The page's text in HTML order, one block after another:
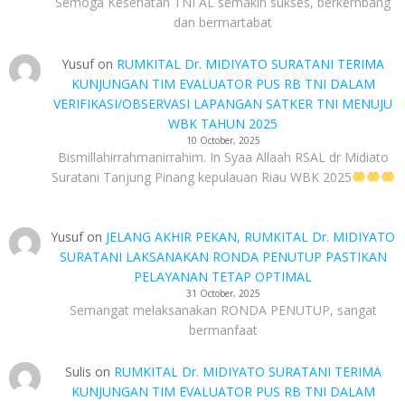
dan bermartabat
Yusufon RUMKITAL Dr. MIDIYATO SURATANI TERIMA
KUNJUNGAN TIM EVALUATOR PUS RB TNI DALAM
VERIFIKASI/OBSERVASI LAPANGAN SATKER TNI MENUJU
WBK TAHUN 2025
10 October, 2025
Bismillahirrahmanirrahim. In Syaa Allaah RSAL dr Midiato
Suratani Tanjung Pinang kepulauan Riau WBK 2025
Yusufon JELANG AKHIR PEKAN, RUMKITAL Dr. MIDIYATO
SURATANI LAKSANAKAN RONDA PENUTUP PASTIKAN
PELAYANAN TETAP OPTIMAL
31 October, 2025
Semangat melaksanakan RONDA PENUTUP, sangat
bermanfaat
Sulis on RUMKITAL Dr. MIDIYATO SURATANI TERIMA
KUNJUNGAN TIM EVALUATOR PUS RB TNI DALAM